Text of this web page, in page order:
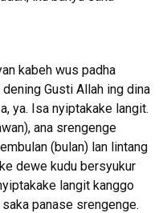
kabeh wus padha
Gusti Allah ing dina
ya. Isa nyiptakake langit.
ana srengenge
(bulan) lan lintang
dewe kudu bersyukur
langit kanggo
panase srengenge.